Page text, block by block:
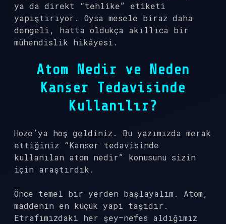
ya da direkt “tehlike” etiketi
yapıştırıyor. Oysa mesele biraz daha
dengeli, hatta oldukça akıllıca bir
mühendislik hikâyesi.
Atom Nedir ve Neden
Kanser Tedavisinde
Kullanılır?
Hoze’ya hoş geldiniz. Bu yazımızda merak
ettiğiniz “Kanser tedavisinde
kullanılan atom nedir” konusunu sizin
için araştırdık.
Önce temel bir yerden başlayalım. Atom,
maddenin en küçük yapı taşıdır.
Etrafımızdaki her şey—nefes aldığımız